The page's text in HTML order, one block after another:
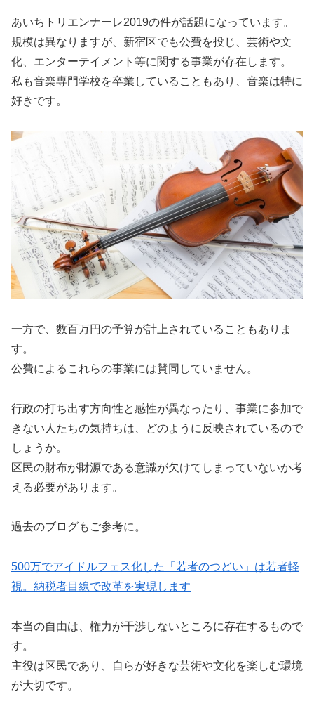
あいちトリエンナーレ2019の件が話題になっています。
規模は異なりますが、新宿区でも公費を投じ、芸術や文
化、エンターテイメント等に関する事業が存在します。
私も音楽専門学校を卒業していることもあり、音楽は特に
好きです。
一方で、数百万円の予算が計上されていることもありま
す。
公費によるこれらの事業には賛同していません。
行政の打ち出す方向性と感性が異なったり、事業に参加で
きない人たちの気持ちは、どのように反映されているので
しょうか。
区民の財布が財源である意識が欠けてしまっていないか考
える必要があります。
過去のブログもご参考に。
500万でアイドルフェス化した「若者のつどい」は若者軽
視。納税者目線で改革を実現します
本当の自由は、権力が干渉しないところに存在するもので
す。
主役は区民であり、自らが好きな芸術や文化を楽しむ環境
が大切です。